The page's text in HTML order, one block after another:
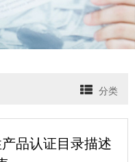
分类
品认证目录描述